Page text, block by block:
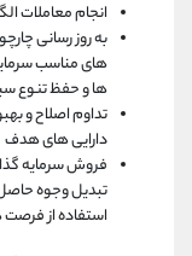
انجام معاملات
به روز رسانی
های مناسب
ها و حفظ تنوع
تداوم اصلاح و
دارایی های هدف
فروش سرمایه
تبدیل وجوه
استفاده از فرصت